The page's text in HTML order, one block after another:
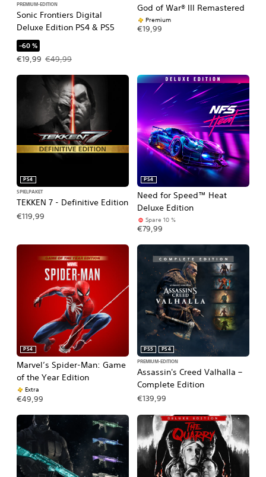
Sonic Frontiers Digital
Deluxe Edition PS4 & PS5
PREMIUM-EDITION
–60 %
€19,99
Angebotspreis: €19,99 Ursprünglicher Preis: €49,99
€49,99
God of War® III Remastered
Premium
€19,99
TEKKEN 7 - Definitive Edition
PS4
SPIELPAKET
€119,99
Need for Speed™ Heat
Deluxe Edition
PS4
Spare 10 %
€79,99
Marvel’s Spider-Man: Game
of the Year Edition
PS4
Extra
€49,99
Assassin's Creed Valhalla –
Complete Edition
PS5
PS4
PREMIUM-EDITION
€139,99